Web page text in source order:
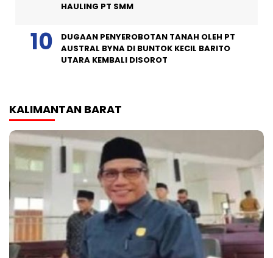
HAULING PT SMM
DUGAAN PENYEROBOTAN TANAH OLEH PT
AUSTRAL BYNA DI BUNTOK KECIL BARITO
UTARA KEMBALI DISOROT
KALIMANTAN BARAT